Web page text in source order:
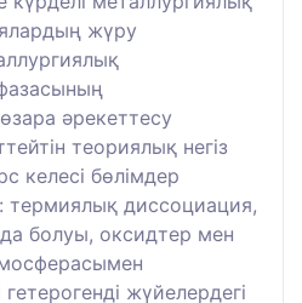
жүру
әрекеттесу
теориялық негіз
келесі бөлімдер
диссоциация,
болуы, оксидтер мен
жүйелердегі